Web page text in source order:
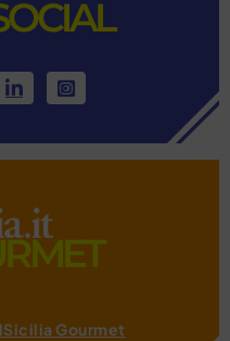
Gourmet